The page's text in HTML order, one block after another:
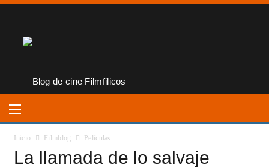
Inicio Filmblog Películas
La llamada de lo salvaje